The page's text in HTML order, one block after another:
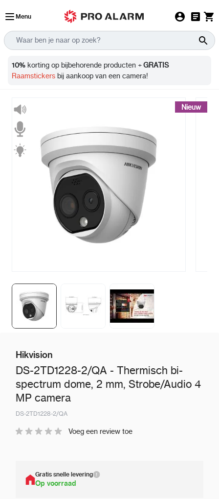
Menu
Info
10% korting op bijbehorende producten +GRATIS
Raamstickers bij aankoop van een camera!
Nieuw
Hikvision
DS-2TD1228-2/QA - Thermisch bi-
spectrum dome, 2 mm, Strobe/Audio 4
MP camera
DS-2TD1228-2/QA
Voeg een review toe
Gratis snelle levering
Op voorraad